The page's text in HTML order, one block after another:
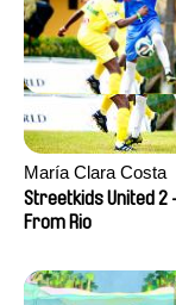
María Clara Costa
Streetkids United 2
From Rio